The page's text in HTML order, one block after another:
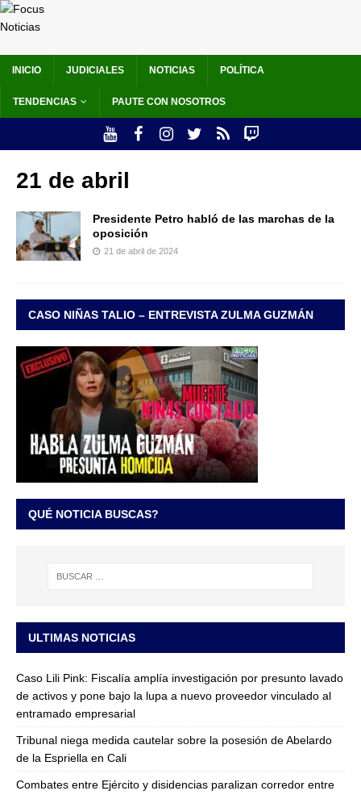
INICIO JUDICIALES NOTICIAS POLÍTICA
TENDENCIAS PAUTE CON NOSOTROS
21 de abril
Presidente Petro habló de las marchas de la
oposición
21 de abril de 2024
CASO NIÑAS TALIO – ENTREVISTA ZULMA GUZMÁN
QUÉ NOTICIA BUSCAS?
ULTIMAS NOTICIAS
Caso Lili Pink: Fiscalía amplía investigación por presunto lavado
de activos y pone bajo la lupa a nuevo proveedor vinculado al
entramado empresarial
Tribunal niega medida cautelar sobre la posesión de Abelardo
de la Espriella en Cali
Combates entre Ejército y disidencias paralizan corredor entre